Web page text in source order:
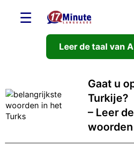
☰
Leer de taal van
Gaat u
Turkije?
– Leer